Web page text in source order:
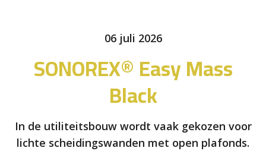
06 juli 2026
SONOREX® Easy Mass
Black
In de utiliteitsbouw wordt vaak gekozen voor
lichte scheidingswanden met open plafonds.